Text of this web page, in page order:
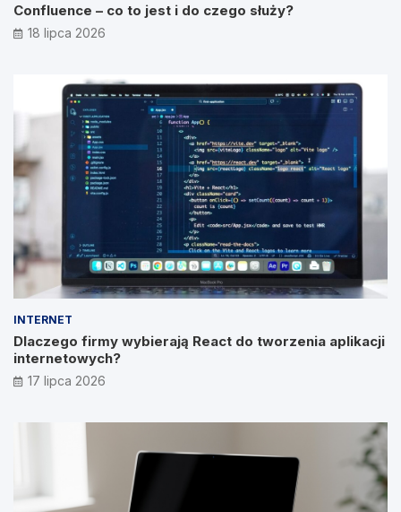
Confluence – co to jest i do czego służy?
18 lipca 2026
INTERNET
Dlaczego firmy wybierają React do tworzenia aplikacji
internetowych?
17 lipca 2026